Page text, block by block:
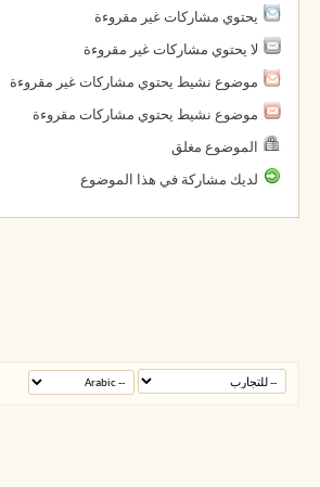
يحتوي مشاركات غير مقروءة
لا يحتوي مشاركات غير مقروءة
موضوع نشيط يحتوي مشاركات غير مقروءة
موضوع نشيط يحتوي مشاركات مقروءة
الموضوع مغلق
لديك مشاركة في هذا الموضوع